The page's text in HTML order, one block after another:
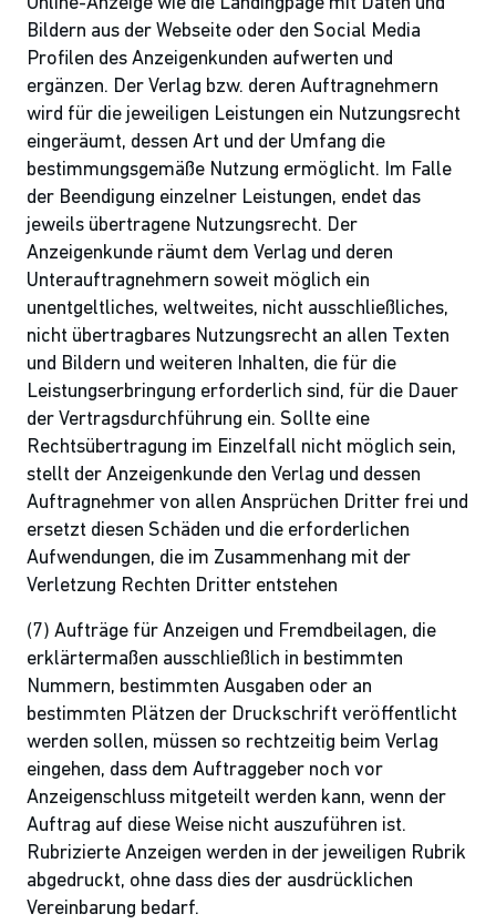
Bildern aus der Webseite oder den Social Media
Profilen des Anzeigenkunden aufwerten und
ergänzen. Der Verlag bzw. deren Auftragnehmern
wird für die jeweiligen Leistungen ein Nutzungsrecht
eingeräumt, dessen Art und der Umfang die
bestimmungsgemäße Nutzung ermöglicht. Im Falle
der Beendigung einzelner Leistungen, endet das
jeweils übertragene Nutzungsrecht. Der
Anzeigenkunde räumt dem Verlag und deren
Unterauftragnehmern soweit möglich ein
unentgeltliches, weltweites, nicht ausschließliches,
nicht übertragbares Nutzungsrecht an allen Texten
und Bildern und weiteren Inhalten, die für die
Leistungserbringung erforderlich sind, für die Dauer
der Vertragsdurchführung ein. Sollte eine
Rechtsübertragung im Einzelfall nicht möglich sein,
stellt der Anzeigenkunde den Verlag und dessen
Auftragnehmer von allen Ansprüchen Dritter frei und
ersetzt diesen Schäden und die erforderlichen
Aufwendungen, die im Zusammenhang mit der
Verletzung Rechten Dritter entstehen
(7) Aufträge für Anzeigen und Fremdbeilagen, die
erklärtermaßen ausschließlich in bestimmten
Nummern, bestimmten Ausgaben oder an
bestimmten Plätzen der Druckschrift veröffentlicht
werden sollen, müssen so rechtzeitig beim Verlag
eingehen, dass dem Auftraggeber noch vor
Anzeigenschluss mitgeteilt werden kann, wenn der
Auftrag auf diese Weise nicht auszuführen ist.
Rubrizierte Anzeigen werden in der jeweiligen Rubrik
abgedruckt, ohne dass dies der ausdrücklichen
Vereinbarung bedarf.